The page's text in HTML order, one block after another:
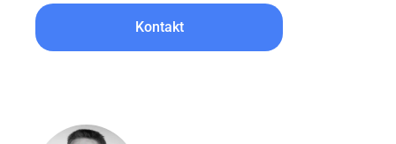
Kontakt